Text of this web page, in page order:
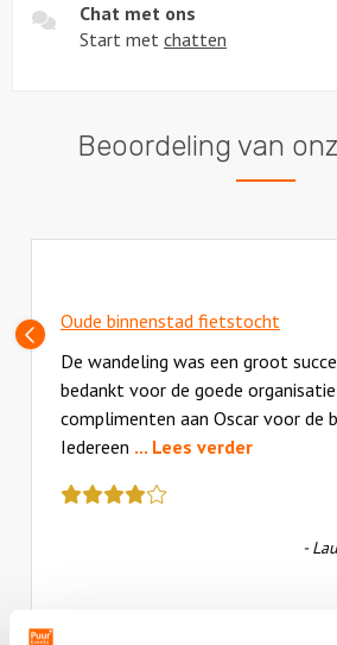
Chat met ons
Start met chatten
Beoordeling van
Vorige
slide
Oude binnenstad fietstocht
De wandeling was een groot
bedankt voor de goede
complimenten aan Oscar voor de
Iedereen ... Lees verder
review
-